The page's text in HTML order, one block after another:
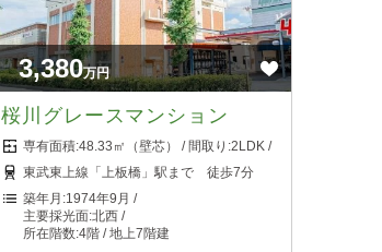
3,380万円
桜川グレースマンション
48.33㎡（壁芯）
2LDK
東武東上線「上板橋」駅まで 徒歩7分
1974年9月
北西
4階 / 地上7階建